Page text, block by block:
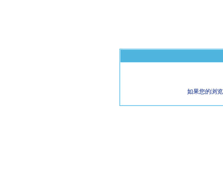
如果您的浏